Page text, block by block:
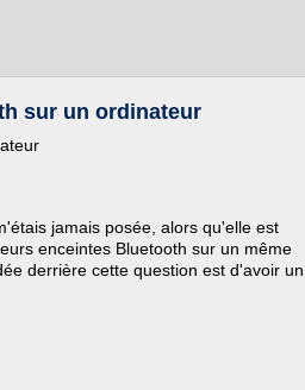
sur un ordinateur
jamais posée, alors qu'elle est
enceintes Bluetooth sur un même
derrière cette question est d'avoir un